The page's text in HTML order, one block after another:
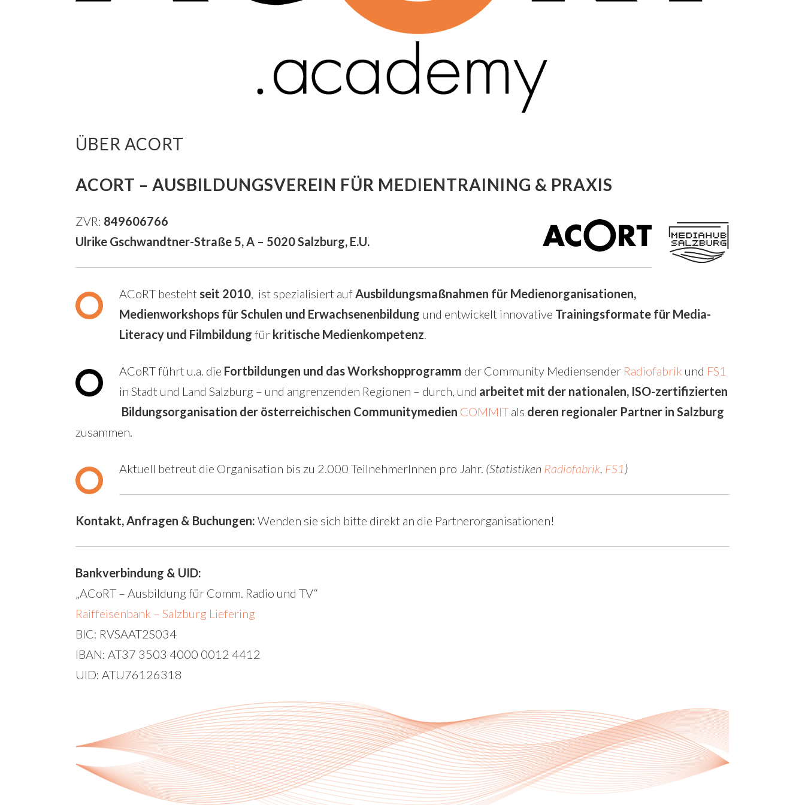
ÜBER ACORT
ACORT – AUSBILDUNGSVEREIN FÜR MEDIENTRAINING & PRAXIS
ZVR: 849606766
Ulrike Gschwandtner-Straße 5, A – 5020 Salzburg, E.U.
ACoRT besteht seit 2010, ist spezialisiert aufAusbildungsmaßnahmen für Medienorganisationen,
Medienworkshops für Schulen und Erwachsenenbildung und entwickelt innovative Trainingsformate für Media-
Literacy und Filmbildung für kritische Medienkompetenz.
ACoRT führt u.a. die Fortbildungen und das Workshopprogramm der Community Mediensender Radiofabrik und FS1
in Stadt und Land Salzburg – und angrenzenden Regionen – durch, und arbeitet mit der nationalen, ISO-zertifizierten
Bildungsorganisation der österreichischen Communitymedien COMMIT als deren regionaler Partner in Salzburg
zusammen.
Aktuell betreut die Organisation bis zu 2.000 TeilnehmerInnen pro Jahr. (Statistiken Radiofabrik, FS1 )
Kontakt, Anfragen & Buchungen: Wenden sie sich bitte direkt an die Partnerorganisationen!
Bankverbindung & UID:
„ACoRT – Ausbildung für Comm. Radio und TV“
Raiffeisenbank – Salzburg Liefering
BIC: RVSAAT2S034
IBAN: AT37 3503 4000 0012 4412
UID: ATU76126318